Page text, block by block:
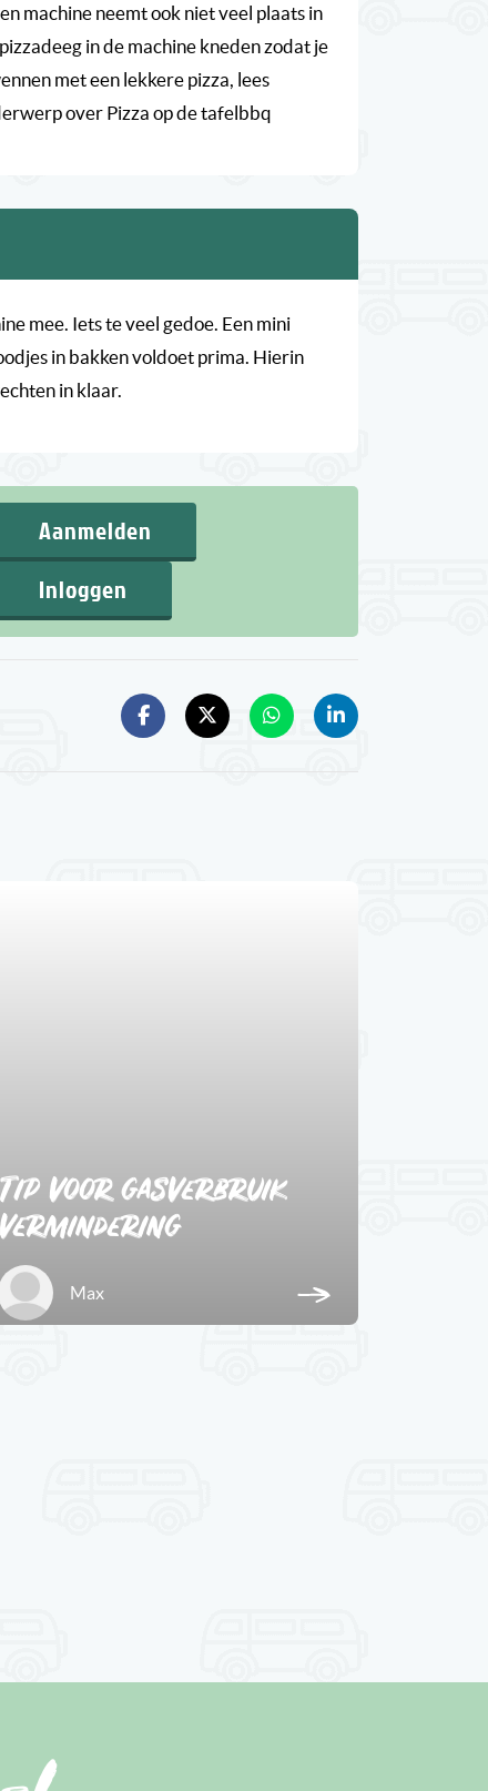
machine neemt ook niet veel plaats in
in de machine kneden zodat je
met een lekkere pizza, lees
over Pizza op de tafelbbq
mee. Iets te veel gedoe. Een mini
in bakken voldoet prima. Hierin
in klaar.
Aanmelden
Inloggen
Tip voor gasverbruik
vermindering
Max